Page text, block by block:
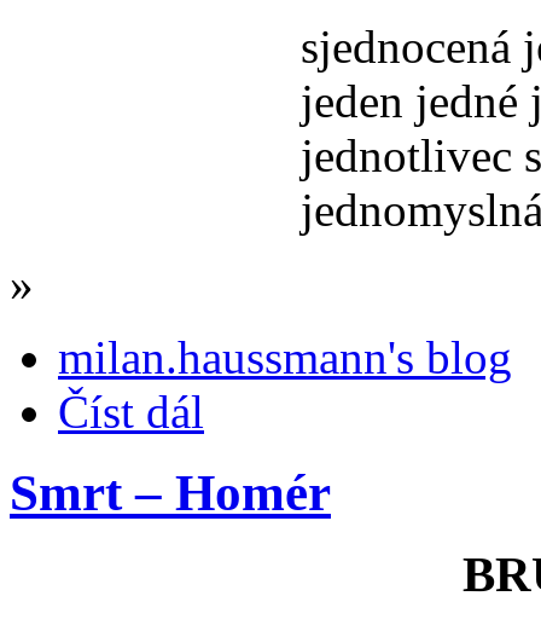
sjednocená
jeden jedné
jednotlivec
»
milan.haussmann's blog
Číst dál
Smrt – Homér